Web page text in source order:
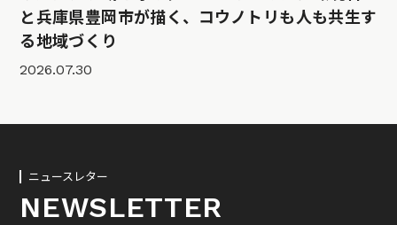
と兵庫県豊岡市が描く、コウノトリも人も共生す
る地域づくり
2026.07.30
ニュースレター
NEWSLETTER